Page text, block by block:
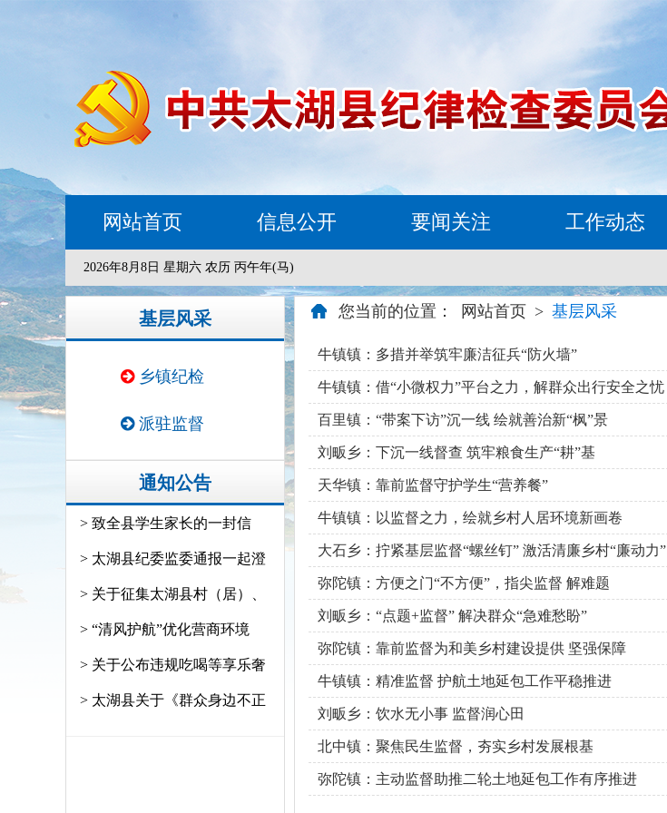
网站首页 信息公开 要闻关注 工作动态
2026年8月8日 星期六 农历 丙午年(马)
基层风采
乡镇纪检
派驻监督
通知公告
> 致全县学生家长的一封信
> 太湖县纪委监委通报一起澄
> 关于征集太湖县村（居）、
> “清风护航”优化营商环境
> 关于公布违规吃喝等享乐奢
> 太湖县关于《群众身边不正
您当前的位置： 网站首页 > 基层风采
牛镇镇：多措并举筑牢廉洁征兵“防火墙”
牛镇镇：借“小微权力”平台之力，解群众出行安全之忧
百里镇：“带案下访”沉一线 绘就善治新“枫”景
刘畈乡：下沉一线督查 筑牢粮食生产“耕”基
天华镇：靠前监督守护学生“营养餐”
牛镇镇：以监督之力，绘就乡村人居环境新画卷
大石乡：拧紧基层监督“螺丝钉” 激活清廉乡村“廉动力”
弥陀镇：方便之门“不方便”，指尖监督 解难题
刘畈乡：“点题+监督” 解决群众“急难愁盼”
弥陀镇：靠前监督为和美乡村建设提供 坚强保障
牛镇镇：精准监督 护航土地延包工作平稳推进
刘畈乡：饮水无小事 监督润心田
北中镇：聚焦民生监督，夯实乡村发展根基
弥陀镇：主动监督助推二轮土地延包工作有序推进